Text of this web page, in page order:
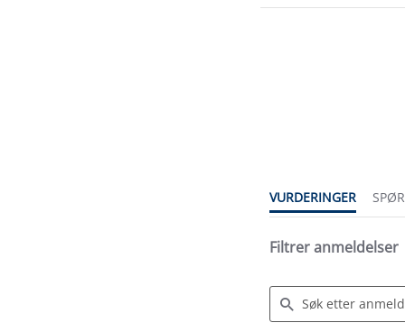
VURDERINGER
Filtrer anmeldelser